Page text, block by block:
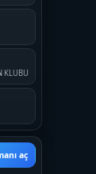
KLUBU
aç